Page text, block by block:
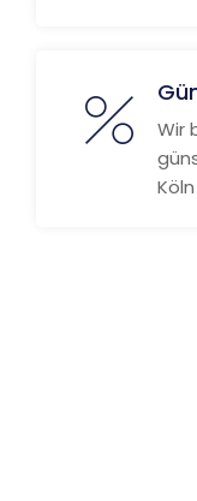
Wir